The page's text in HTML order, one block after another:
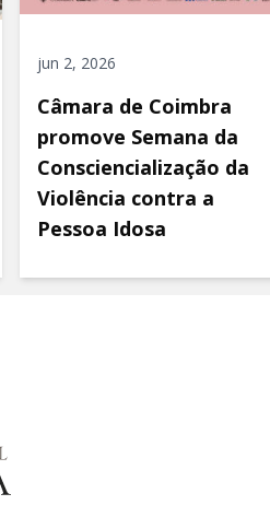
jun 2, 2026
Câmara de Coimbra
promove Semana da
Consciencialização da
Violência contra a
Pessoa Idosa